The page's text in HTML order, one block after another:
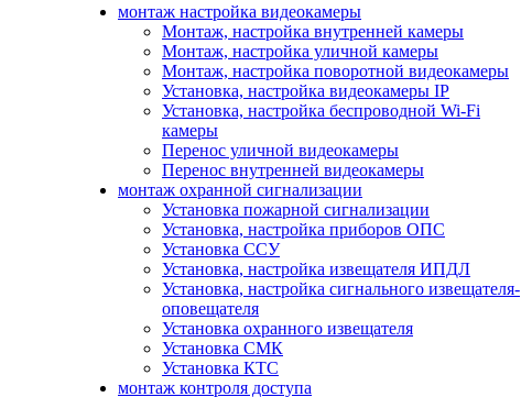
монтаж настройка видеокамеры
Монтаж, настройка внутренней камеры
Монтаж, настройка уличной камеры
Монтаж, настройка поворотной видеокамеры
Установка, настройка видеокамеры IP
Установка, настройка беспроводной Wi-Fi
камеры
Перенос уличной видеокамеры
Перенос внутренней видеокамеры
монтаж охранной сигнализации
Установка пожарной сигнализации
Установка, настройка приборов ОПС
Установка ССУ
Установка, настройка извещателя ИПДЛ
Установка, настройка сигнального извещателя-
оповещателя
Установка охранного извещателя
Установка СМК
Установка КТС
монтаж контроля доступа